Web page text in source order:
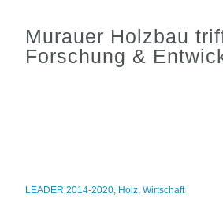
Murauer Holzbau
Forschung &
LEADER 2014-2020, Holz,Wirtschaft